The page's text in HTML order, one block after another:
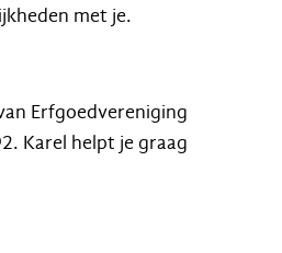
met je.
Erfgoedvereniging
Karel helpt je graag